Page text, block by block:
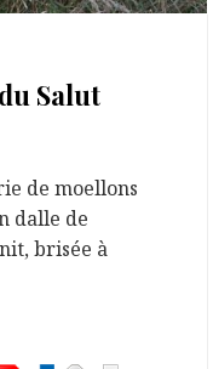
Salut
de moellons
dalle de
brisée à